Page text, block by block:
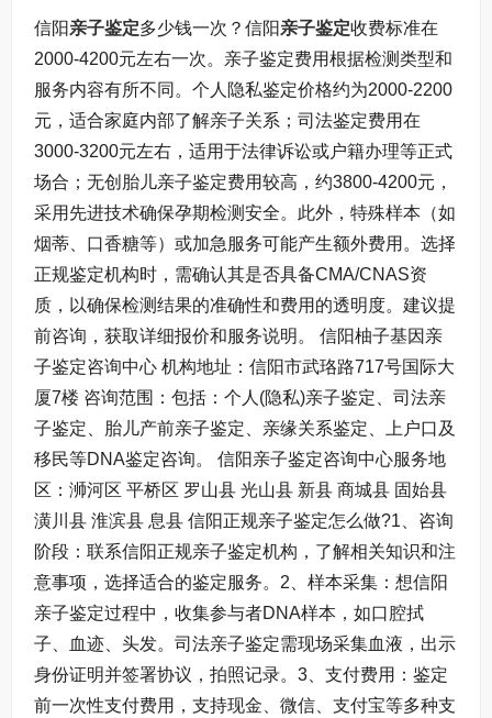
亲子鉴定文章介绍
信阳亲子鉴定多少钱一次？信阳亲子鉴定收费标准在
2000-4200元左右一次。亲子鉴定费用根据检测类型和
服务内容有所不同。个人隐私鉴定价格约为2000-2200
元，适合家庭内部了解亲子关系；司法鉴定费用在
3000-3200元左右，适用于法律诉讼或户籍办理等正式
场合；无创胎儿亲子鉴定费用较高，约3800-4200元，
采用先进技术确保孕期检测安全。此外，特殊样本（如
烟蒂、口香糖等）或加急服务可能产生额外费用。选择
正规鉴定机构时，需确认其是否具备CMA/CNAS资
质，以确保检测结果的准确性和费用的透明度。建议提
前咨询，获取详细报价和服务说明。 信阳柚子基因亲
子鉴定咨询中心 机构地址：信阳市武珞路717号国际大
厦7楼 咨询范围：包括：个人(隐私)亲子鉴定、司法亲
子鉴定、胎儿产前亲子鉴定、亲缘关系鉴定、上户口及
移民等DNA鉴定咨询。 信阳亲子鉴定咨询中心服务地
区：浉河区 平桥区 罗山县 光山县 新县 商城县 固始县
潢川县 淮滨县 息县 信阳正规亲子鉴定怎么做?1、咨询
阶段：联系信阳正规亲子鉴定机构，了解相关知识和注
意事项，选择适合的鉴定服务。2、样本采集：想信阳
亲子鉴定过程中，收集参与者DNA样本，如口腔拭
子、血迹、头发。司法亲子鉴定需现场采集血液，出示
身份证明并签署协议，拍照记录。3、支付费用：鉴定
前一次性支付费用，支持现金、微信、支付宝等多种支